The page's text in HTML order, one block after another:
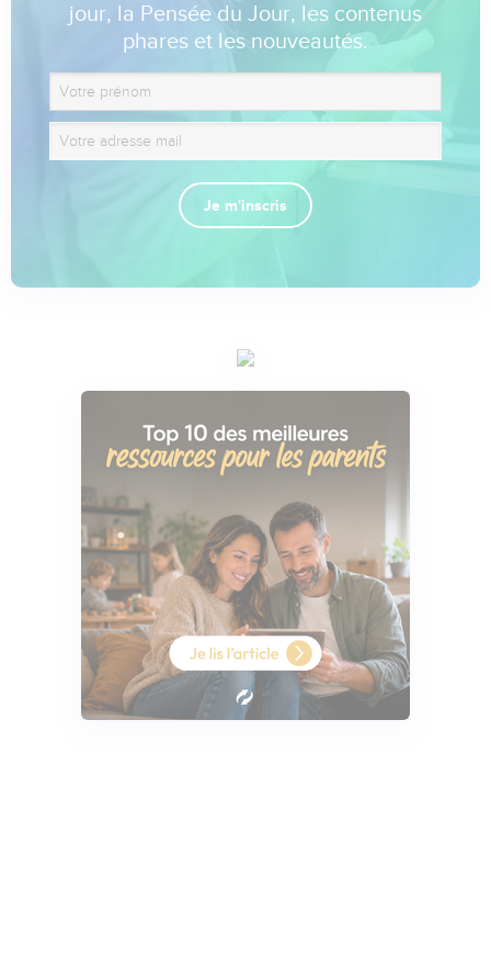
jour, la Pensée du Jour, les contenus
phares et les nouveautés.
Je m'inscris